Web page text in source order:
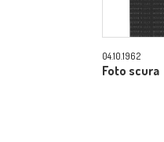
04.10.1962
Foto scura